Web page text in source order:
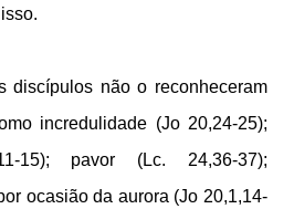
discípulos não o reconheceram
incredulidade (Jo 20,24-25);
15); pavor (Lc. 24,36-37);
ocasião da aurora (Jo 20,1,14-